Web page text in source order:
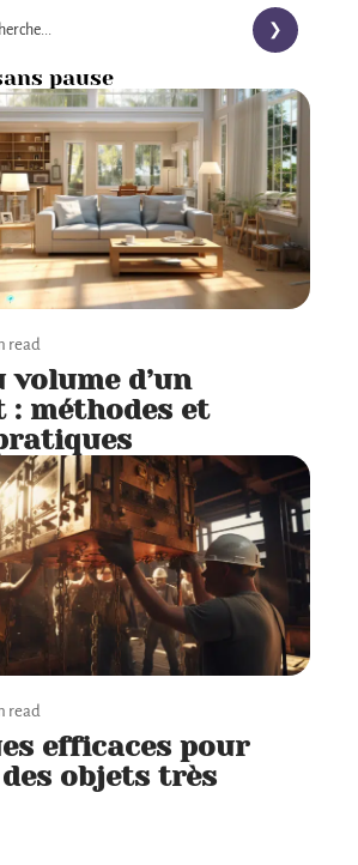
pause
read
volume d’un
: méthodes et
read
efficaces pour
objets très